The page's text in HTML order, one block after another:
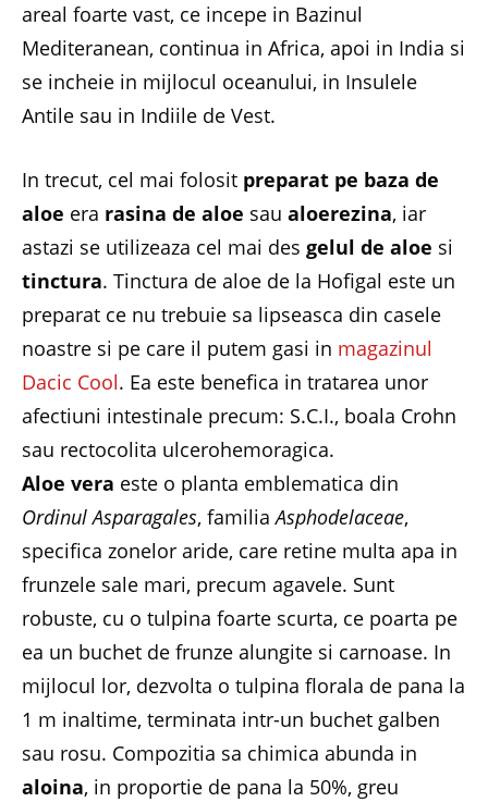
areal foarte vast, ce incepe in Bazinul
Mediteranean, continua in Africa, apoi in India si
se incheie in mijlocul oceanului, in Insulele
Antile sau in Indiile de Vest.
In trecut, cel mai folosit preparat pe baza de
aloe era rasina de aloe sau aloerezina, iar
astazi se utilizeaza cel mai des gelul de aloe si
tinctura. Tinctura de aloe de la Hofigal este un
preparat ce nu trebuie sa lipseasca din casele
noastre si pe care il putem gasi in magazinul
Dacic Cool. Ea este benefica in tratarea unor
afectiuni intestinale precum: S.C.I., boala Crohn
sau rectocolita ulcerohemoragica.
Aloe vera este o planta emblematica din
Ordinul Asparagales, familiaAsphodelaceae,
specifica zonelor aride, care retine multa apa in
frunzele sale mari, precum agavele. Sunt
robuste, cu o tulpina foarte scurta, ce poarta pe
ea un buchet de frunze alungite si carnoase. In
mijlocul lor, dezvolta o tulpina florala de pana la
1 m inaltime, terminata intr-un buchet galben
sau rosu. Compozitia sa chimica abunda in
aloina, in proportie de pana la 50%, greu